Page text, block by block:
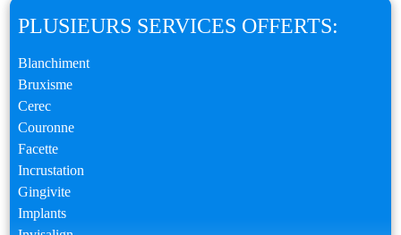
PLUSIEURS SERVICES OFFERTS:
Blanchiment
Bruxisme
Cerec
Couronne
Facette
Incrustation
Gingivite
Implants